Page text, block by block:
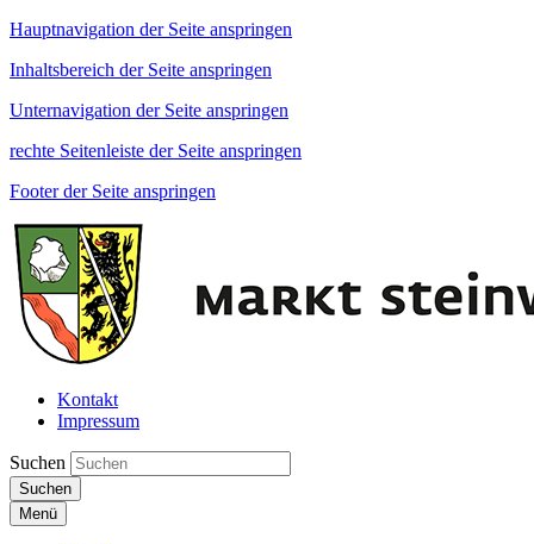
Hauptnavigation der Seite anspringen
Inhaltsbereich der Seite anspringen
Unternavigation der Seite anspringen
rechte Seitenleiste der Seite anspringen
Footer der Seite anspringen
Kontakt
Impressum
Suchen
Suchen
Menü